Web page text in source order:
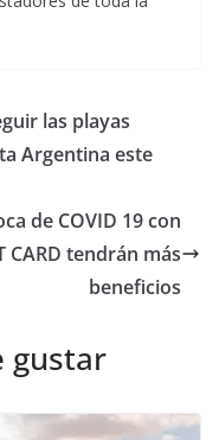
las playas
Argentina este
de COVID 19 con
CARD tendrán más
beneficios
gustar